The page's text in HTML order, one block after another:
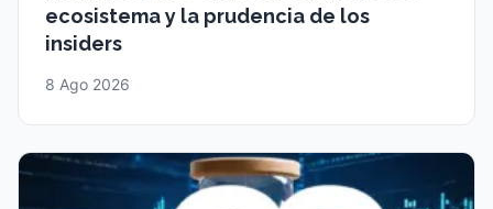
ecosistema y la prudencia de los
insiders
8 Ago 2026